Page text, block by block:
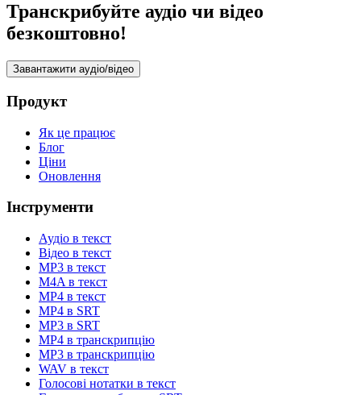
Транскрибуйте аудіо чи відео
безкоштовно!
Завантажити аудіо/відео
Продукт
Як це працює
Блог
Ціни
Оновлення
Інструменти
Аудіо в текст
Відео в текст
MP3 в текст
M4A в текст
MP4 в текст
MP4 в SRT
MP3 в SRT
MP4 в транскрипцію
MP3 в транскрипцію
WAV в текст
Голосові нотатки в текст